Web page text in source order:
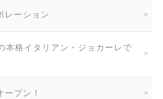
レーション
本格イタリアン・ジョカーレで
プン！